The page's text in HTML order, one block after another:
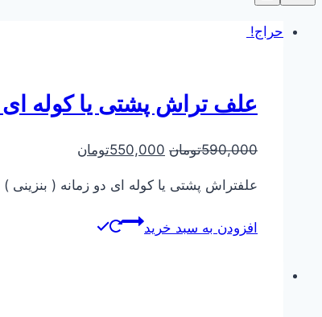
حراج!
علف تراش پشتی یا کوله
590,000تومان 550,000تومان
علفتراش پشتی یا کوله ای دو زمانه (
افزودن به سبد خرید